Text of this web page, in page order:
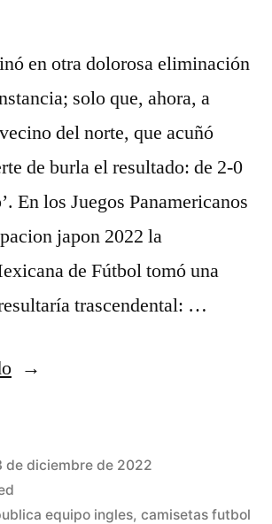
en otra dolorosa eliminación
solo que, ahora, a
del norte, que acuñó
de burla el resultado: de 2-0
En los Juegos Panamericanos
japon 2022 la
de Fútbol tomó una
trascendental: …
«camisetas
online
contrareembolso»
de diciembre de 2022
equipo ingles, camisetas futbol